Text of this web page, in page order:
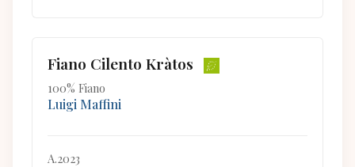
Fiano Cilento Kràtos
100% Fiano
Luigi Maffini
A.2023